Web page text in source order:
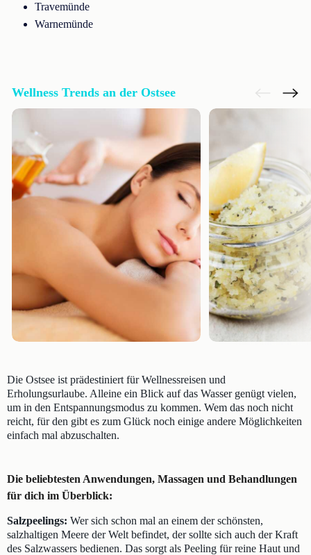
Travemünde
Warnemünde
Wellness Trends an der Ostsee
Die Ostsee ist prädestiniert für Wellnessreisen und
Erholungsurlaube. Alleine ein Blick auf das Wasser genügt vielen,
um in den Entspannungsmodus zu kommen. Wem das noch nicht
reicht, für den gibt es zum Glück noch einige andere Möglichkeiten
einfach mal abzuschalten.
Die beliebtesten Anwendungen, Massagen und Behandlungen
für dich im Überblick:
Salzpeelings: Wer sich schon mal an einem der schönsten,
salzhaltigen Meere der Welt befindet, der sollte sich auch der Kraft
des Salzwassers bedienen. Das sorgt als Peeling für reine Haut und